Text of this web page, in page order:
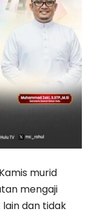
murid
mengaji
dan tidak